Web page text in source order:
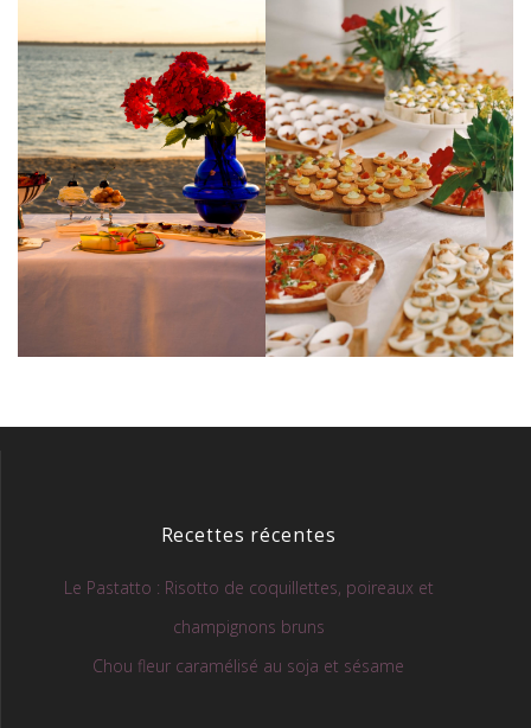
Recettes récentes
Le Pastatto : Risotto de coquillettes, poireaux et
champignons bruns
Chou fleur caramélisé au soja et sésame